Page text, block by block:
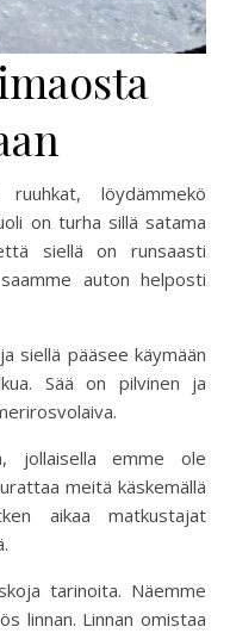
löydämmekö
on turha sillä satama
siellä on runsaasti
auton helposti
siellä pääsee käymään
Sää on pilvinen ja
jollaisella emme ole
meitä käskemällä
aikaa matkustajat
tarinoita. Näemme
linnan. Linnan omistaa